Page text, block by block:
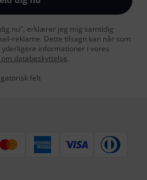
nu", erklærer jeg mig samtidig
reklame. Dette tilsagn kan når som
informationer i vores
databeskyttelse.
felt